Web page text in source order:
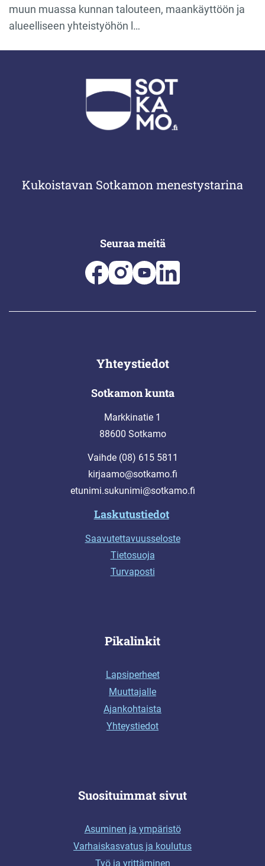
muun muassa kunnan talouteen, maankäyttöön ja
alueelliseen yhteistyöhön l…
Kukoistavan Sotkamon menestystarina
Seuraa meitä
Yhteystiedot
Sotkamon kunta
Markkinatie 1
88600 Sotkamo
Vaihde (08) 615 5811
kirjaamo@sotkamo.fi
etunimi.sukunimi@sotkamo.fi
Laskutustiedot
Saavutettavuusseloste
Tietosuoja
Turvaposti
Pikalinkit
Lapsiperheet
Muuttajalle
Ajankohtaista
Yhteystiedot
Suosituimmat sivut
Asuminen ja ympäristö
Varhaiskasvatus ja koulutus
Työ ja yrittäminen